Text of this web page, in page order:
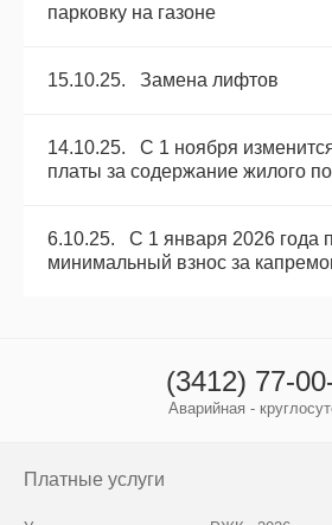
парковку на газоне
15.10.25. Замена лифтов
14.10.25. С 1 ноября
платы за содержание жилого
6.10.25. С 1 января 2026 года
минимальный взнос за
(3412) 77-
Аварийная -
Платные услуги